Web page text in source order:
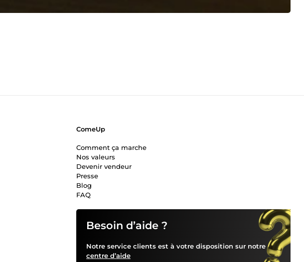
Besoin d’aide ?
Notre service clients est à votre disposition sur notre
centre d’aide
ComeUp
Comment ça marche
Nos valeurs
Devenir vendeur
Presse
Blog
FAQ